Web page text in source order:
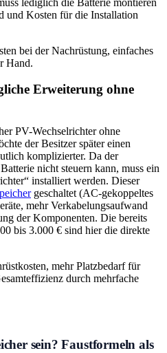
und Kosten für die Installation
bei der Nachrüstung, einfaches
Hand.
Erweiterung ohne
PV-Wechselrichter ohne
der Besitzer später einen
komplizierter. Da der
nicht steuern kann, muss ein
installiert werden. Dieser
geschaltet (AC-gekoppeltes
mehr Verkabelungsaufwand
der Komponenten. Die bereits
bis 3.000 € sind hier die direkte
mehr Platzbedarf für
durch mehrfache
sein? Faustformeln als